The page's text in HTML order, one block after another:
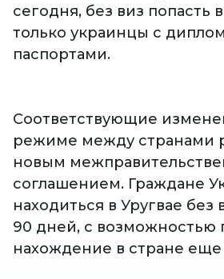
сегодня, без виз попасть
только украинцы с
паспортами.
Соответствующие
режиме между странами
новым
соглашением. Граждане
находиться в Уругвае без
90 дней, с возможностью
нахождение в стране